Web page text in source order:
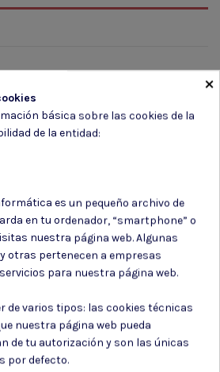
Marca
a nuestro boletín
momento. Para ello, consulte nuestra
de contacto en el aviso legal.
datos para los fines indicados en la
×
básica sobre las cookies de la
de la entidad:
es un pequeño archivo de
en tu ordenador, “smartphone” o
nuestra página web. Algunas
otras pertenecen a empresas
para nuestra página web.
de varios tipos: las cookies técnicas
nuestra página web pueda
de tu autorización y son las únicas
por defecto.